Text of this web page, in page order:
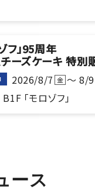
フ」95周年
ーズケーキ 特別
2026/8/7 金 ～ 8/9
B1F 「モロゾフ」
ース